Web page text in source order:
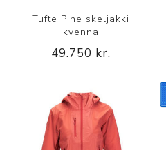
Tufte Pine skeljakki
kvenna
49.750 kr.